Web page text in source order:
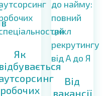
Як
відбувається
робочих
Від
вакансії